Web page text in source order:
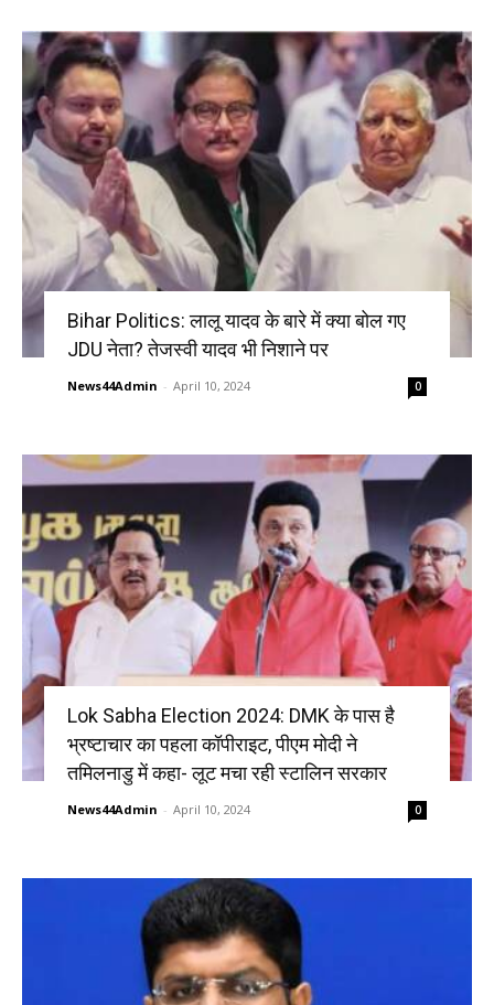
Bihar Politics: लालू यादव के बारे में क्या बोल गए
JDU नेता? तेजस्वी यादव भी निशाने पर
News44Admin - April 10, 2024 0
Lok Sabha Election 2024: DMK के पास है
भ्रष्टाचार का पहला कॉपीराइट, पीएम मोदी ने
तमिलनाडु में कहा- लूट मचा रही स्टालिन सरकार
News44Admin - April 10, 2024 0